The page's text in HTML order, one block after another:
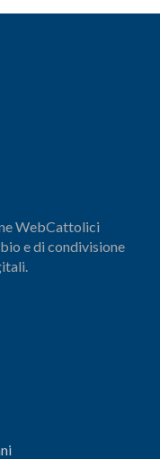
WebCattolici
e di condivisione